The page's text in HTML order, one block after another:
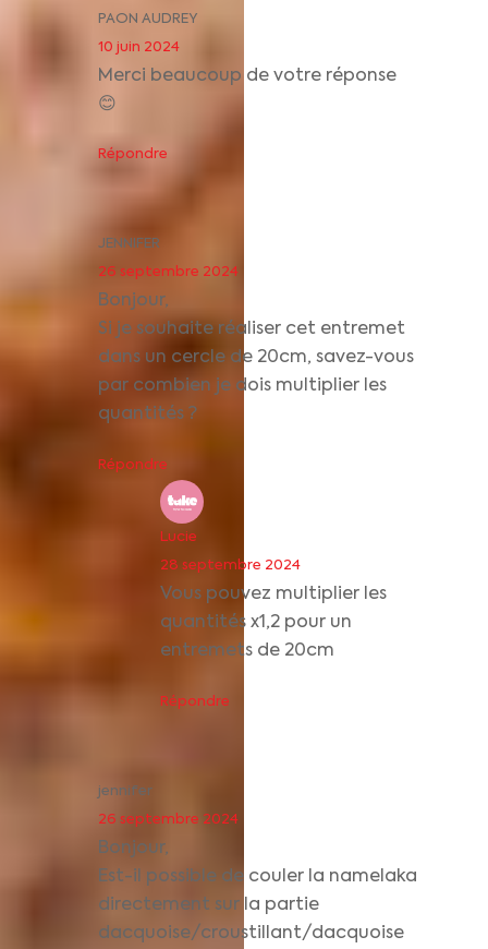
PAON AUDREY
10 juin 2024
Merci beaucoup de votre réponse
😊
Répondre
JENNIFER
26 septembre 2024
Bonjour,
Si je souhaite réaliser cet entremet
dans un cercle de 20cm, savez-vous
par combien je dois multiplier les
quantités ?
Répondre
Lucie
28 septembre 2024
Vous pouvez multiplier les
quantités x1,2 pour un
entremets de 20cm
Répondre
jennifer
26 septembre 2024
Bonjour,
Est-il possible de couler la namelaka
directement sur la partie
dacquoise/croustillant/dacquoise